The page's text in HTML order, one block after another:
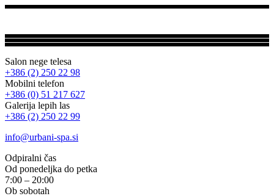
Salon nege telesa
+386 (2) 250 22 98
Mobilni telefon
+386 (0) 51 217 627
Galerija lepih las
+386 (2) 250 22 99
info@urbani-spa.si
Odpiralni čas
Od ponedeljka do petka
7:00 – 20:00
Ob sobotah